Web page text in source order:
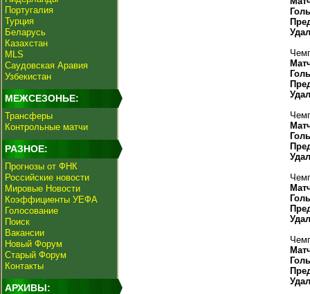
Португалия
Турция
Беларусь
Казахстан
MLS
Саудовская Аравия
Узбекистан
МЕЖСЕЗОНЬЕ:
Трансферы
Контрольные матчи
РАЗНОЕ:
Прогнозы от ФНК
Российские новости
Мировые Новости
Коэффициенты УЕФА
Голосование
Поиск
Вакансии
Новый Форум
Старый Форум
Контакты
АРХИВЫ: